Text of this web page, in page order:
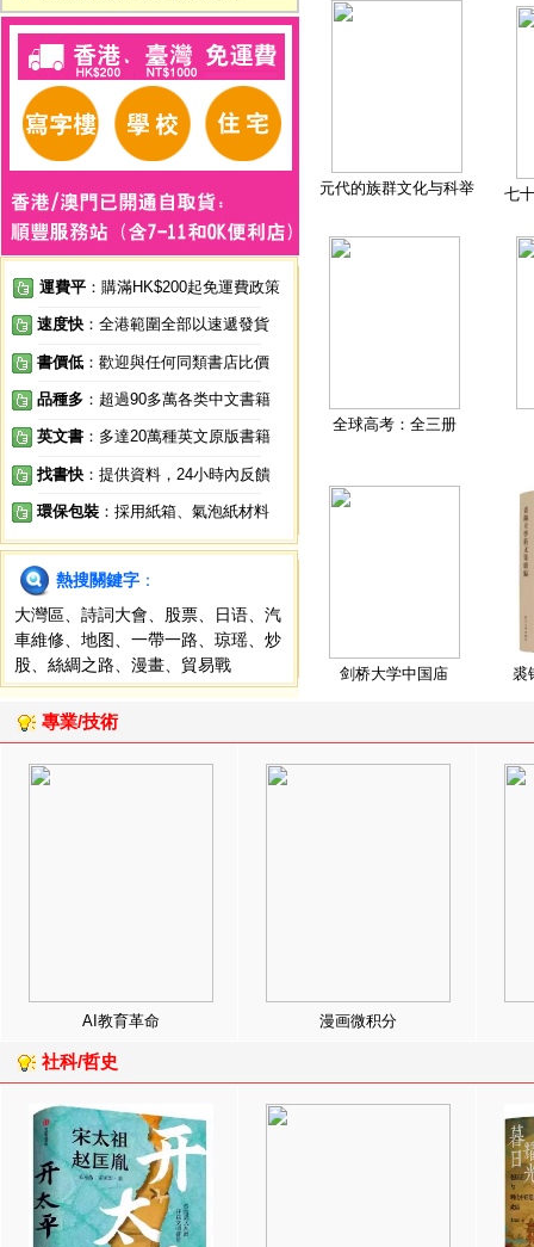
運費平 ：購滿HK$200起免運費政策
速度快 ：全港範圍全部以速遞發貨
書價低 ：歡迎與任何同類書店比價
品種多 ：超過90多萬各类中文書籍
英文書 ：多達20萬種英文原版書籍
找書快 ：提供資料，24小時內反饋
環保包裝 ：採用紙箱、氣泡紙材料
熱搜關鍵字 ：
大灣區
詩詞大會 股票 日语
汽
車維修
地图 一帶一路 琼瑶
炒
股
絲綢之路 漫畫 貿易戰
元代的族群文化与科举 七
全球高考：全三册
剑桥大学中国庙 裘
專業/技術
AI教育革命 漫画微积分
社科/哲史